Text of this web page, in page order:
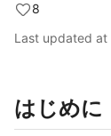
8
Last updated at
はじめに